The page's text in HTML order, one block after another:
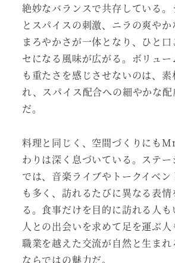
絶妙なバランスで共存している。
とスパイスの刺激、ニラの爽や
まろやかさが一体となり、ひと
セになる風味が広がる。ボリュ
も重たさを感じさせないのは、素
れ、スパイス配合への細やかな
だ。
料理と同じく、空間づくりにも
わりは深く息づいている。ステ
では、音楽ライブやトークイベン
も多く、訪れるたびに異なる表
る。食事だけを目的に訪れる人
人との出会いを求めて足を運ぶ
職業を越えた交流が自然と生ま
ならではの魅力だ。